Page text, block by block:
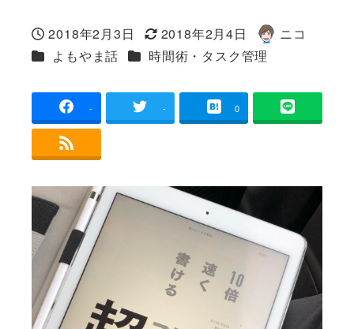
投稿日
2018年2月3日
更新日
2018年2月4日
著
者
ニコ
カテゴリー
よもやま話 カテゴリー
時間術・タスク管理
- - 0